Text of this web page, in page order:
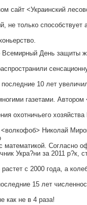
сайт <Украинский
не только способствует
Всемирный День защиты
последние 10 лет
газетами. Автором
охотничьего хозяйства
<волкофоб> Николай
Согласно
Укра?ни за 2011 р?к,
с 2000 года, а
15 лет
как не в 4 раза!